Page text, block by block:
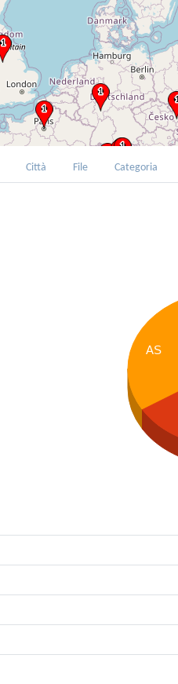
Città File Categoria
AS